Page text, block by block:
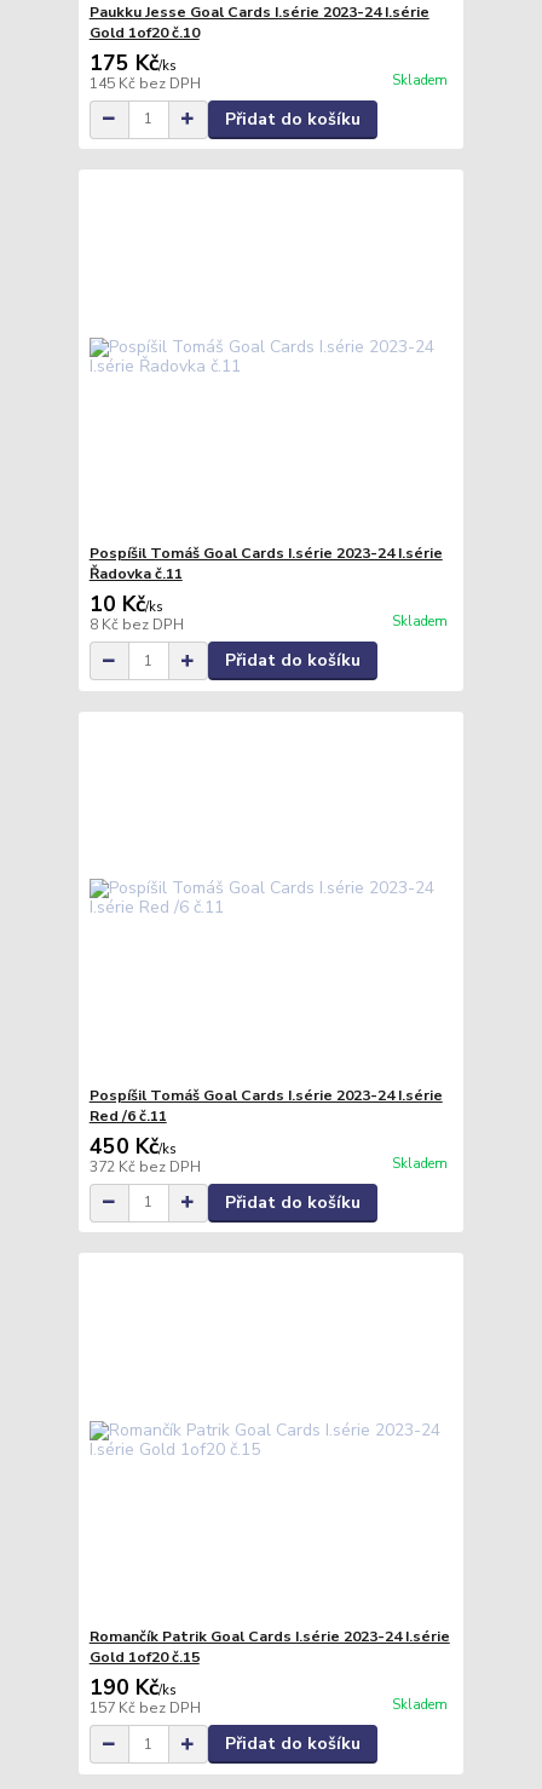
Paukku Jesse Goal Cards I.série 2023-24 I.série
Gold 1of20 č.10
175 Kč/ks
145 Kč bez DPH Skladem
Přidat do košíku
Pospíšil Tomáš Goal Cards I.série 2023-24 I.série
Řadovka č.11
10 Kč/ks
8 Kč bez DPH Skladem
Přidat do košíku
Pospíšil Tomáš Goal Cards I.série 2023-24 I.série
Red /6 č.11
450 Kč/ks
372 Kč bez DPH Skladem
Přidat do košíku
Romančík Patrik Goal Cards I.série 2023-24 I.série
Gold 1of20 č.15
190 Kč/ks
157 Kč bez DPH Skladem
Přidat do košíku